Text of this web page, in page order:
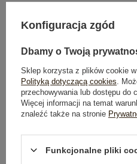
OPINIE O PRODUKCIE (1)
ZWROTY I REKLAMACJE
Konfiguracja zgód
Dbamy o Twoją
Sklep korzysta z plików cookie
Polityką dotyczącą cookies .
przechowywania lub dostępu do
Więcej informacji na temat
znaleźć także na stronie
Funkcjonalne pliki